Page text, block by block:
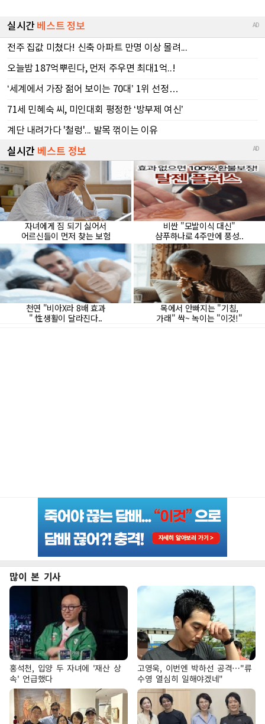
많이 본 기사
홍석천, 입양 두 자녀에 '재산 상
속' 언급했다
고영욱, 이번엔 박하선 공격…"류
수영 열심히 일해야겠네"